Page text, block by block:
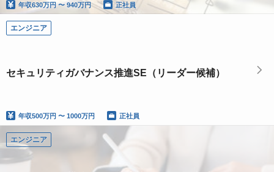
年収630万円 〜 940万円 正社員
エンジニア
セキュリティガバナンス推進SE（リーダー候補）
年収500万円 〜 1000万円 正社員
エンジニア